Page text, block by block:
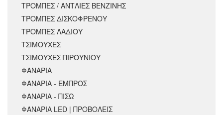
ΤΡΟΜΠΕΣ / ΑΝΤΛΙΕΣ ΒΕΝΖΙΝΗΣ
ΤΡΟΜΠΕΣ ΔΙΣΚΟΦΡΕΝΟΥ
ΤΡΟΜΠΕΣ ΛΑΔΙΟΥ
ΤΣΙΜΟΥΧΕΣ
ΤΣΙΜΟΥΧΕΣ ΠΙΡΟΥΝΙΟΥ
ΦΑΝΑΡΙΑ
ΦΑΝΑΡΙΑ - ΕΜΠΡΟΣ
ΦΑΝΑΡΙΑ - ΠΙΣΩ
ΦΑΝΑΡΙΑ LED | ΠΡΟΒΟΛΕΙΣ